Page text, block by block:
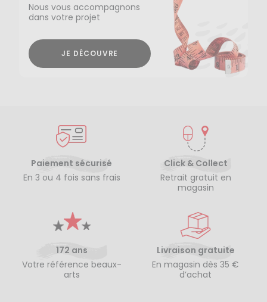
Nous vous accompagnons
dans votre projet
JE DÉCOUVRE
Paiement sécurisé
En 3 ou 4 fois sans frais
Click & Collect
Retrait gratuit en
magasin
172 ans
Votre référence beaux-
arts
Livraison gratuite
En magasin dès 35 €
d’achat